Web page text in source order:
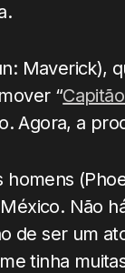
Maverick),
“
Agora, a
Não
de ser um
tinha